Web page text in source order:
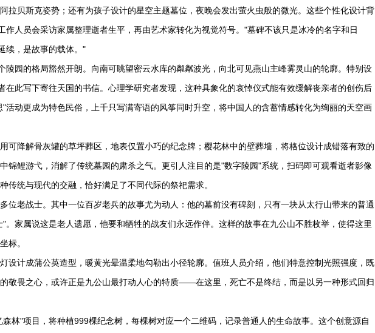
拉贝斯克姿势；还有为孩子设计的星空主题墓位，夜晚会发出萤火虫般的微光。这些个性化设计背
人员会采访家属整理逝者生平，再由艺术家转化为视觉符号。"墓碑不该只是冰冷的名字和日
续，是故事的载体。"
陵园的格局豁然开朗。向南可眺望密云水库的粼粼波光，向北可见燕山主峰雾灵山的轮廓。特别设
在此写下寄往天国的书信。心理学研究者发现，这种具象化的哀悼仪式能有效缓解丧亲者的创伤后
活动更成为特色民俗，上千只写满寄语的风筝同时升空，将中国人的含蓄情感转化为绚丽的天空画
可降解骨灰罐的草坪葬区，地表仅置小巧的纪念牌；樱花林中的壁葬墙，将格位设计成错落有致的
锦鲤游弋，消解了传统墓园的肃杀之气。更引人注目的是"数字陵园"系统，扫码即可观看逝者影像
传统与现代的交融，恰好满足了不同代际的祭祀需求。
位老战士。其中一位百岁老兵的故事尤为动人：他的墓前没有碑刻，只有一块从太行山带来的普通
。家属说这是老人遗愿，他要和牺牲的战友们永远作伴。这样的故事在九公山不胜枚举，使得这里
标。
设计成蒲公英造型，暖黄光晕温柔地勾勒出小径轮廓。值班人员介绍，他们特意控制光照强度，既
敬畏之心，或许正是九公山最打动人心的特质——在这里，死亡不是终结，而是以另一种形式回归
林"项目，将种植999棵纪念树，每棵树对应一个二维码，记录普通人的生命故事。这个创意源自